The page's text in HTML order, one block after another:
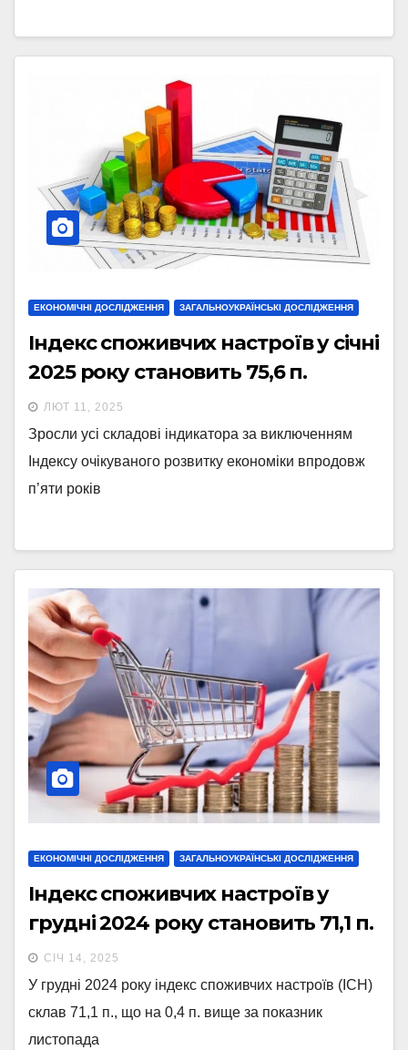
ЕКОНОМІЧНІ ДОСЛІДЖЕННЯ ЗАГАЛЬНОУКРАЇНСЬКІ ДОСЛІДЖЕННЯ
Індекс споживчих настроїв у січні
2025 року становить 75,6 п.
ЛЮТ 11, 2025
Зросли усі складові індикатора за виключенням
Індексу очікуваного розвитку економіки впродовж
п’яти років
ЕКОНОМІЧНІ ДОСЛІДЖЕННЯ ЗАГАЛЬНОУКРАЇНСЬКІ ДОСЛІДЖЕННЯ
Індекс споживчих настроїв у
грудні 2024 року становить 71,1 п.
СІЧ 14, 2025
У грудні 2024 року індекс споживчих настроїв (ІСН)
склав 71,1 п., що на 0,4 п. вище за показник
листопада